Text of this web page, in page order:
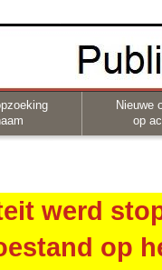
Nieuwe
op
werd
op